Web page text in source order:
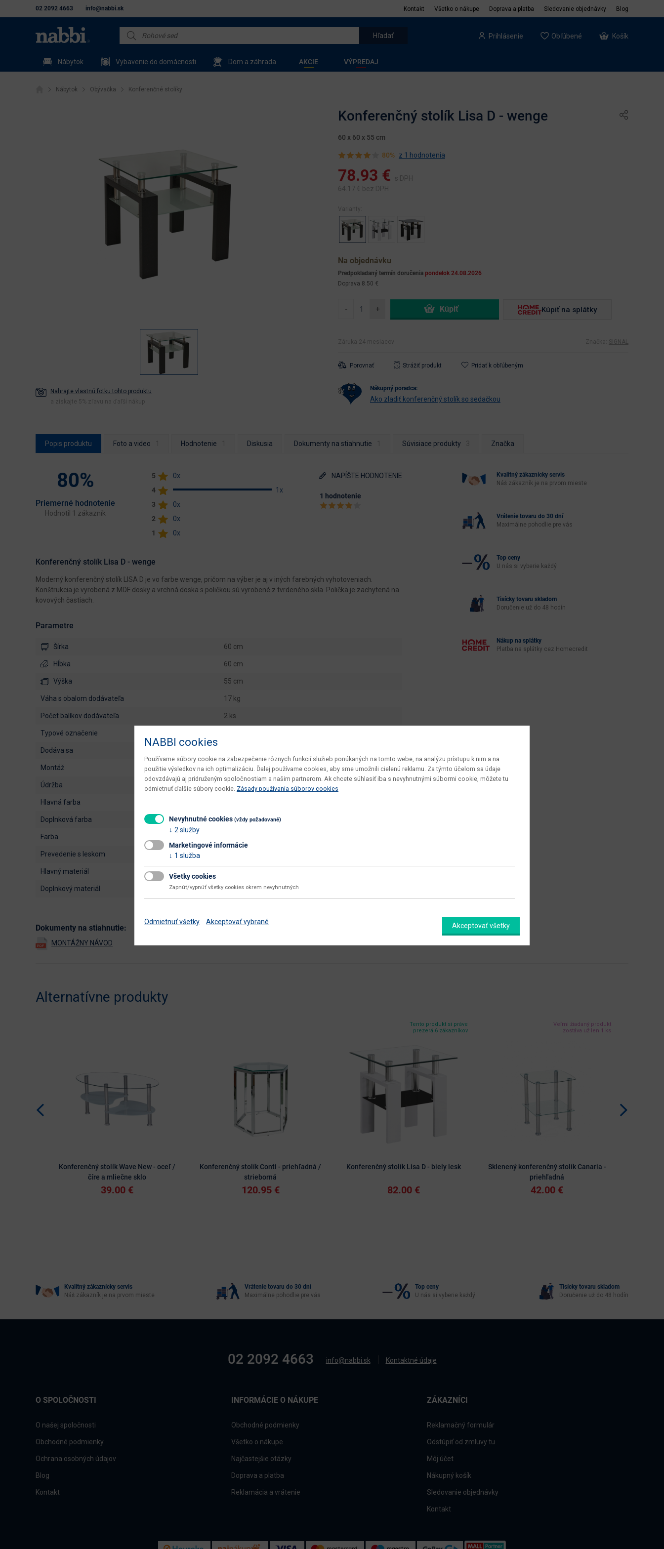
02 2092 4663 info@nabbi.sk Kontakt Všetko o nákupe Doprava a platba Sledovanie objednávky Blog
Prihlásenie Obľúbené Košík
Nábytok Vybavenie do domácnosti Dom a záhrada AKCIE VÝPREDAJ
Nábytok Obývačka Konferenčné stolíky
Nahrajte vlastnú fotku tohto produktu
a získajte 5% zľavu na ďaľší nákup
Konferenčný stolík Lisa D - wenge
60 x 60 x 55 cm
80% z 1 hodnotenia
78.93 €
s DPH
64.17 € bez DPH
Varianty:
Na objednávku
Predpokladaný termín doručenia pondelok 24.08.2026
Doprava 8.50 €
- + Kúpiť na splátky
Záruka 24 mesiacov Značka: SIGNAL
Porovnať Strážiť produkt Pridať k obľúbeným
nákupný poradca:
Ako zladiť konferenčný stolík so sedačkou
Popis produktu Foto a video Hodnotenie Diskusia Dokumenty na stiahnutie Súvisiace produkty Značka
80%
Priemerné hodnotenie
Hodnotil 1 zákazník
5
0x
4
1x
3
0x
2
0x
1
0x
NAPÍŠTE HODNOTENIE
1 hodnotenie
Konferenčný stolík Lisa D - wenge
Moderný konferenčný stolík LISA D je vo farbe wenge, pričom na výber je aj v iných farebných vyhotoveniach.
Konštrukcia je vyrobená z MDF dosky a vrchná doska s poličkou sú vyrobené z tvrdeného skla. Polička je zachytená na
kovových častiach.
Parametre
Šírka 60 cm
Hĺbka 60 cm
Výška 55 cm
váha s obalom dodávateľa 17 kg
počet balíkov dodávateľa 2 ks
typové označenie
dodáva sa
montáž jednoduchá
údržba utierať navlhko
hlavná farba
doplnková farba wenge
farba
prevedenie s leskom
hlavný materiál
doplnkový materiál aglomerovaný materiál
Dokumenty na stiahnutie:
Kvalitný zákaznícky servis
Náš zákazník je na prvom mieste
Vrátenie tovaru do 30 dní
Maximálne pohodlie pre vás
Top ceny
U nás si vyberie každý
Tisícky tovaru skladom
Doručenie už do 48 hodín
Nákup na splátky
Platba na splátky cez Homecredit
Alternatívne produkty
Konferenčný stolík Wave New - oceľ /
číre a mliečne sklo
39.00 €
Konferenčný stolík Conti - priehľadná /
strieborná
120.95 €
Tento produkt si práve
prezerá 6 zákazníkov
Konferenčný stolík Lisa D - biely lesk
82.00 €
Veľmi žiadaný produkt
zostáva už len 1 ks
Sklenený konferenčný stolík Canaria -
priehľadná
42.00 €
Kvalitný zákaznícky servis
Náš zákazník je na prvom mieste
Vrátenie tovaru do 30 dní
Maximálne pohodlie pre vás
Top ceny
U nás si vyberie každý
Tisícky tovaru skladom
Doručenie už do 48 hodín
02 2092 4663 info@nabbi.sk Kontaktné údaje
O SPOLOČNOSTI
O našej spoločnosti
Obchodné podmienky
Ochrana osobných údajov
Blog
Kontakt
INFORMÁCIE O NÁKUPE
Obchodné podmienky
Všetko o nákupe
Najčastejšie otázky
Doprava a platba
Reklamácia a vrátenie
ZÁKAZNÍCI
Reklamačný formulár
Odstúpiť od zmluvy tu
Môj účet
Nákupný košík
Sledovanie objednávky
Kontakt
NABBI cookies
Používame súbory cookie na zabezpečenie rôznych funkcií služieb ponúkaných na tomto webe, na analýzu prístupu k nim a na
použitie výsledkov na ich optimalizáciu. Ďalej používame cookies, aby sme umožnili cielenú reklamu. Za týmto účelom sa údaje
odovzdávajú aj pridruženým spoločnostiam a našim partnerom. Ak chcete súhlasiť iba s nevyhnutnými súbormi cookie, môžete tu
odmietnuť ďalšie súbory cookie. Zásady používania súborov cookies
Nevyhnutné cookies (vždy požadované)
2 služby
Marketingové informácie
1 služba
Všetky cookies
Zapnúť/vypnúť všetky cookies okrem nevyhnutných
Odmietnuť všetky Akceptovať vybrané Akceptovať všetky